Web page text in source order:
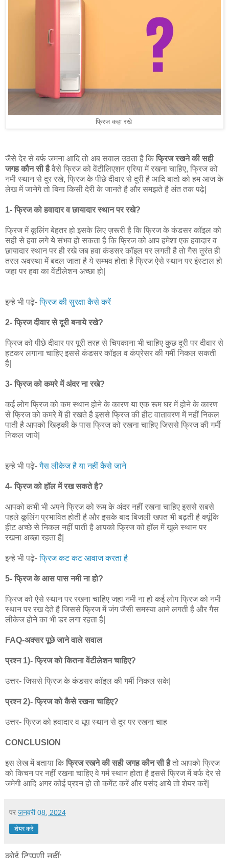
फ्रिज कहा रखे
जैसे देर से बर्फ जमना आदि तो अब सवाल उठता है किफ्रिज रखने की सही
जगह कौन सी हैवैसे फ्रिज को वेंटीलिएशन एरिया में रखना चाहिए, फ्रिज को
नमी स्थान से दूर रखे, फ्रिज के पीछे दीवार से दूरी है आदि बातो को हम आज के
लेख में जानेगे तो बिना किसी देरी के जानते है और समझते है अंत तक पढ़े|
1- फ्रिज को हवादार व छायादार स्थान पर रखे?
फ्रिज में कूलिंग बेहतर हो इसके लिए ज़रूरी है कि फ्रिज के कंडसर कॉइल को
सही से हवा लगे ये संभव हो सकता है कि फ्रिज को आप हमेशा एक हवादार व
छायादार स्थान पर ही रखे जब हवा कंडसर कॉइल पर लगती है तो गैस तुरंत ही
तरल अवस्था में बदल जाता है ये सम्भव होता है फ्रिज ऐसे स्थान पर इंस्टाल हो
जहा पर हवा का वेंटीलेशन अच्छा हो|
इन्हे भी पढ़े-फ्रिज की सुरक्षा कैसे करें
2- फ्रिज दीवार से दूरी बनाये रखे?
फ्रिज को पीछे दीवार पर पूरी तरह से चिपकाना भी चाहिए कुछ दूरी पर दीवार से
हटकर लगाना चाहिए इससे कंडसर कॉइल व कंप्रेसर की गर्मी निकल सकती
है|
3- फ्रिज को कमरे में अंदर ना रखे?
कई लोग फ्रिज को कम स्थान होने के कारण या एक रूम घर में होने के कारण
से फ्रिज को कमरे में ही रखते है इससे फ्रिज की हीट वातावरण में नहीं निकल
पाती है आपको खिड़की के पास फ्रिज को रखना चाहिए जिससे फ्रिज की गर्मी
निकल जाये|
इन्हे भी पढ़े-गैस लीकेज है या नहीं कैसे जाने
4- फ्रिज को हॉल में रख सकते है?
आपको कभी भी अपने फ्रिज को रूम के अंदर नहीं रखना चाहिए इससे सबसे
पहले कूलिंग प्रभावित होती है और इसके बाद बिजली खपत भी बढ़ती है क्यूंकि
हीट अच्छे से निकल नहीं पाती है आपको फ्रिज को हॉल में खुले स्थान पर
रखना अच्छा रहता है|
इन्हे भी पढ़े-फ्रिज कट कट आवाज करता है
5- फ्रिज के आस पास नमी ना हो?
फ्रिज को ऐसे स्थान पर रखना चाहिए जहा नमी ना हो कई लोग फ्रिज को नमी
स्थान पर रख देते है जिससे फ्रिज में जंग जैसी समस्या आने लगती है और गैस
लीकेज होने का भी डर लगा रहता है|
FAQ-अक्सर पूछे जाने वाले सवाल
प्रश्न 1)- फ्रिज को कितना वेंटीलेशन चाहिए?
उत्तर- जिससे फ्रिज के कंडसर कॉइल की गर्मी निकल सके|
प्रश्न 2)- फ्रिज को कैसे रखना चाहिए?
उत्तर- फ्रिज को हवादार व धूप स्थान से दूर पर रखना चाह
CONCLUSION
इस लेख में बताया किफ्रिज रखने की सही जगह कौन सी हैतो आपको फ्रिज
को किचन पर नहीं रखना चाहिए वे गर्म स्थान होता है इससे फ्रिज में बर्फ देर से
जमेगी आदि अगर कोई प्रश्न हो तो कमेंट करें और पसंद आये तो शेयर करें|
पर जनवरी 08, 2024
शेयर करें